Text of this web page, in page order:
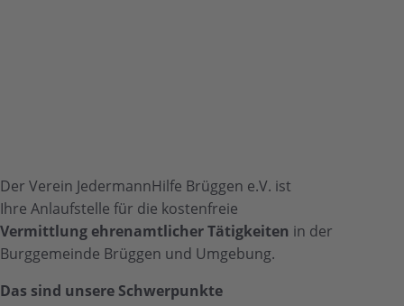
Der Verein JedermannHilfe Brüggen e.V. ist
Ihre Anlaufstelle für die kostenfreie
Vermittlung ehrenamtlicher Tätigkeiten in der
Burggemeinde Brüggen und Umgebung.
Das sind unsere Schwerpunkte